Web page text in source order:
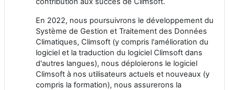
En 2022, nous poursuivrons le développement du
Système de Gestion et Traitement des Données
Climatiques, Climsoft (y compris l'amélioration du
logiciel et la traduction du logiciel Climsoft dans
d'autres langues), nous déploierons le logiciel
Climsoft à nos utilisateurs actuels et nouveaux (y
compris la formation), nous assurerons la